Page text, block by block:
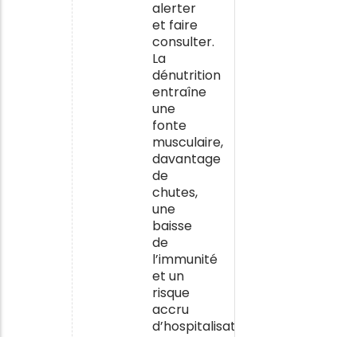
alerter
et faire
consulter.
La
dénutrition
entraîne
une
fonte
musculaire,
davantage
de
chutes,
une
baisse
de
l’immunité
et un
risque
accru
d’hospitalisation.